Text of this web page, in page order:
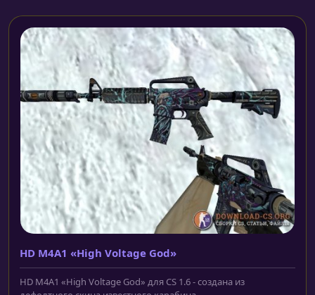
HD M4A1 «High Voltage God»
HD M4A1 «High Voltage God» для CS 1.6 - создана из